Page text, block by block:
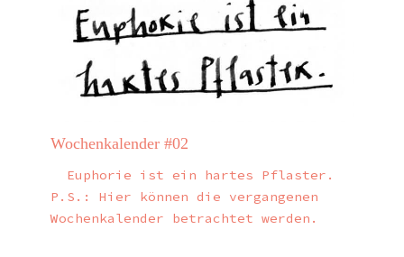
Wochenkalender #02
Euphorie ist ein hartes Pflaster.
P.S.: Hier können die vergangenen
Wochenkalender betrachtet werden.